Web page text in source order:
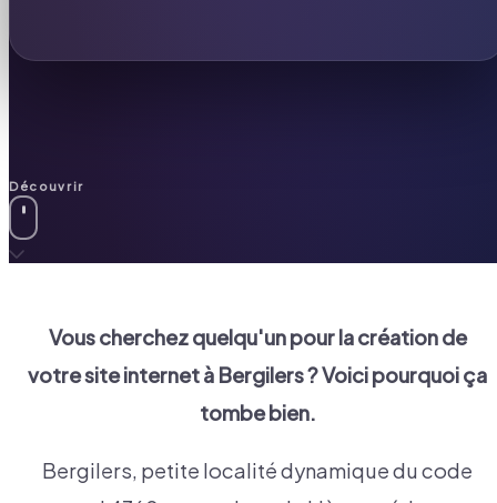
Découvrir
Vous cherchez quelqu'un pour la création de
votre site internet à Bergilers? Voici pourquoi ça
tombe bien.
Bergilers, petite localité dynamique du code